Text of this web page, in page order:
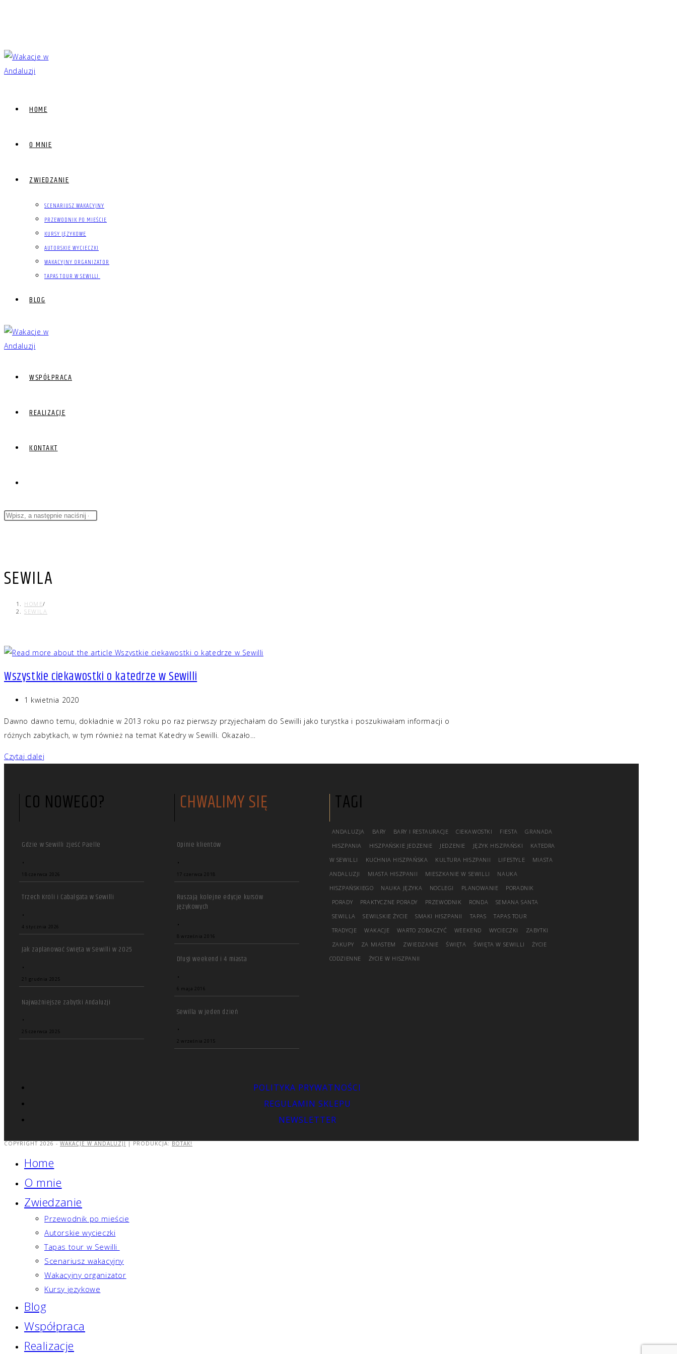
HOME
O MNIE
ZWIEDZANIE
SCENARIUSZ WAKACYJNY
PRZEWODNIK PO MIEŚCIE
KURSY JĘZYKOWE
AUTORSKIE WYCIECZKI
WAKACYJNY ORGANIZATOR
TAPAS TOUR W SEWILLI
BLOG
WSPÓŁPRACA
REALIZACJE
KONTAKT
SEWILA
HOME/
SEWILA
Wszystkie ciekawostki o katedrze w Sewilli
1 kwietnia 2020
Dawno dawno temu, dokładnie w 2013 roku po raz pierwszy przyjechałam do Sewilli jako turystka i poszukiwałam informacji o
różnych zabytkach, w tym również na temat Katedry w Sewilli. Okazało…
Czytaj dalej
CO NOWEGO?
Gdzie w Sewilli zjeść Paelle
•
18 czerwca 2026
Trzech Króli i Cabalgata w Sewilli
•
4 stycznia 2026
Jak zaplanować święta w Sewilli w 2025
•
21 grudnia 2025
Najważniejsze zabytki Andaluzji
•
25 czerwca 2025
CHWALIMY SIĘ
Opinie klientów
•
17 czerwca 2018
Ruszają kolejne edycje kursów
językowych
•
8 września 2016
Długi weekend i 4 miasta
•
6 maja 2016
Sewilla w jeden dzień
•
2 września 2015
TAGI
ANDALUZJA BARY BARY I RESTAURACJE CIEKAWOSTKI FIESTA
GRANADA
HISZPANIA
HISZPAŃSKIE JEDZENIE JEDZENIE JĘZYK HISZPAŃSKI
KATEDRA
W SEWILLI
KUCHNIA HISZPAŃSKA KULTURA HISZPANII LIFESTYLE
MIASTA
ANDALUZJI
MIASTA HISZPANII MIESZKANIE W SEWILLI
NAUKA
HISZPAŃSKIEGO
NAUKA JĘZYKA NOCLEGI PLANOWANIE
PORADNIK
PORADY
PRAKTYCZNE PORADY PRZEWODNIK RONDA
SEMANA SANTA
SEWILLA
SEWILSKIE ŻYCIE SMAKI HISZPANII TAPAS
TAPAS TOUR
TRADYCJE
WAKACJE WARTO ZOBACZYĆ WEEKEND WYCIECZKI
ZABYTKI
ZAKUPY
ZA MIASTEM ZWIEDZANIE ŚWIĘTA ŚWIĘTA W SEWILLI
ŻYCIE
CODZIENNE
ŻYCIE W HISZPANII
POLITYKA PRYWATNOŚCI
REGULAMIN SKLEPU
NEWSLETTER
COPYRIGHT 2026 - WAKACJE W ANDALUZJI | PRODUKCJA: BOTAK!
Home
O mnie
Zwiedzanie
Przewodnik po mieście
Autorskie wycieczki
Tapas tour w Sewilli
Scenariusz wakacyjny
Wakacyjny organizator
Kursy językowe
Blog
Współpraca
Realizacje